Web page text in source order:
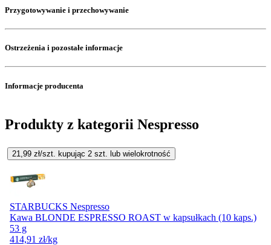
Przygotowywanie i przechowywanie
Ostrzeżenia i pozostałe informacje
Informacje producenta
Produkty z kategorii Nespresso
21,99 zł/szt. kupując 2 szt. lub wielokrotność
STARBUCKS Nespresso
Kawa BLONDE ESPRESSO ROAST w kapsułkach (10 kaps.)
53 g
414,91 zł/kg